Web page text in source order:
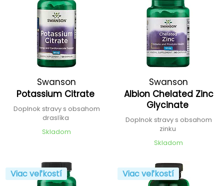
Swanson
Potassium Citrate
Doplnok stravy s obsahom
draslíka
Skladom
Swanson
Albion Chelated Zinc
Glycinate
Doplnok stravy s obsahom
zinku
Skladom
Viac veľkostí Viac veľkostí